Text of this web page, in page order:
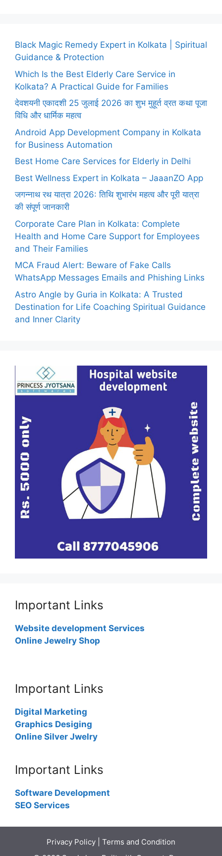
Black Magic Remedy Expert in Kolkata | Spiritual
Guidance & Protection
Which Is the Best Elderly Care Service in
Kolkata? A Practical Guide for Families
देवशयनी एकादशी 25 जुलाई 2026 का शुभ मुहूर्त व्रत कथा पूजा
विधि और धार्मिक महत्व
Android App Development Company in Kolkata
for Business Automation
Best Home Care Services for Elderly in Delhi
Best Wellness Expert in Kolkata – JaaanZO App
जगन्नाथ रथ यात्रा 2026: तिथि शुभारंभ महत्व और पूरी यात्रा
की संपूर्ण जानकारी
Corporate Care Plan in Kolkata: Complete
Health and Home Care Support for Employees
and Their Families
MCA Fraud Alert: Beware of Fake Calls
WhatsApp Messages Emails and Phishing Links
Astro Angle by Guria in Kolkata: A Trusted
Destination for Life Coaching Spiritual Guidance
and Inner Clarity
Important Links
Website development Services
Online Jewelry Shop
Important Links
Digital Marketing
Graphics Desiging
Online Silver Jwelry
Important Links
Software Development
SEO Services
Privacy Policy
Terms and Condition